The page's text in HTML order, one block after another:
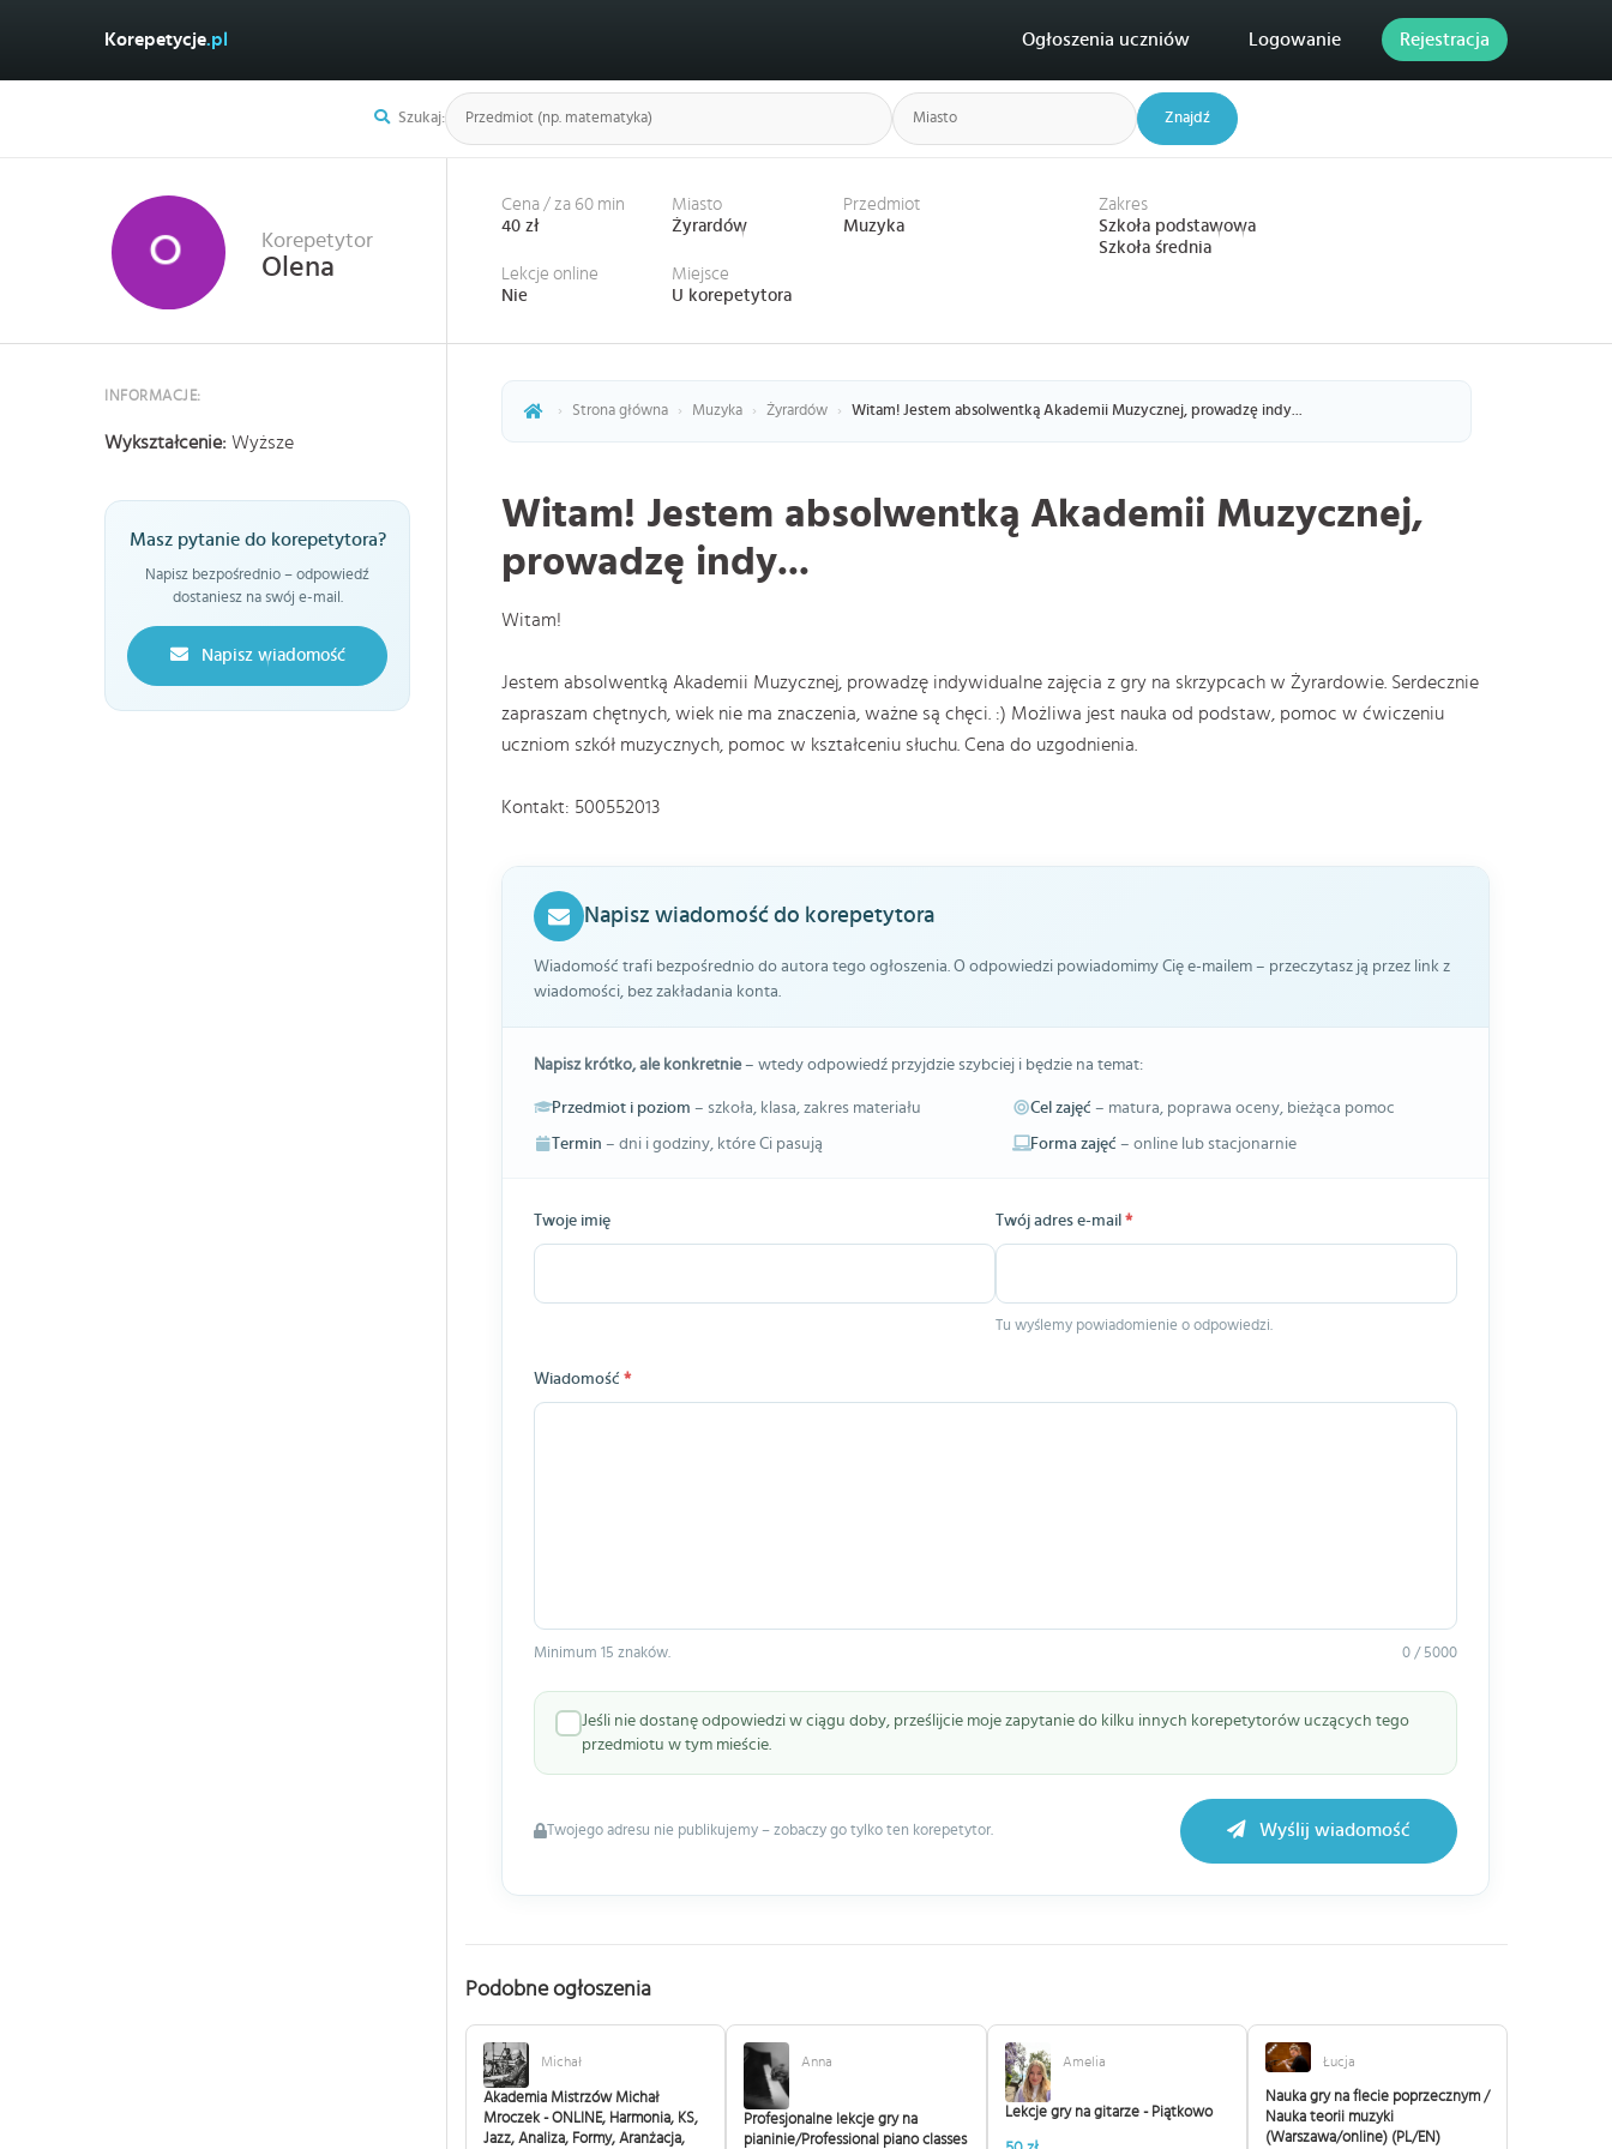
Korepetycje.pl Ogłoszenia uczniów Logowanie Rejestracja
Szukaj: Znajdź
Korepetytor
Olena
INFORMACJE:
Wykształcenie: Wyższe
Masz pytanie do korepetytora?
Napisz bezpośrednio – odpowiedź
dostaniesz na swój e-mail.
Napisz wiadomość
Cena / za 60 min
40 zł
Lekcje online
Nie
Miasto
Żyrardów
Miejsce
U korepetytora
Przedmiot
Muzyka
Zakres
Szkoła podstawowa
Szkoła średnia
› Strona główna › Muzyka › Żyrardów › Witam! Jestem absolwentką Akademii Muzycznej, prowadzę indy...
Witam! Jestem absolwentką Akademii Muzycznej,
prowadzę indy...
Witam!
Jestem absolwentką Akademii Muzycznej, prowadzę indywidualne zajęcia z gry na skrzypcach w Żyrardowie. Serdecznie
zapraszam chętnych, wiek nie ma znaczenia, ważne są chęci. :) Możliwa jest nauka od podstaw, pomoc w ćwiczeniu
uczniom szkół muzycznych, pomoc w kształceniu słuchu. Cena do uzgodnienia.
Kontakt: 500552013
Napisz wiadomość do korepetytora
Wiadomość trafi bezpośrednio do autora tego ogłoszenia. O odpowiedzi powiadomimy Cię e-mailem – przeczytasz ją przez link z
wiadomości, bez zakładania konta.
Napisz krótko, ale konkretnie– wtedy odpowiedź przyjdzie szybciej i będzie na temat:
Przedmiot i poziom – szkoła, klasa, zakres materiału Cel zajęć – matura, poprawa oceny, bieżąca pomoc
Termin – dni i godziny, które Ci pasują Forma zajęć – online lub stacjonarnie
Twoje imię Twój adres e-mail *
Tu wyślemy powiadomienie o odpowiedzi.
Wiadomość *
Minimum 15 znaków. 0 / 5000
Jeśli nie dostanę odpowiedzi w ciągu doby, prześlijcie moje zapytanie do kilku innych korepetytorów uczących tego
przedmiotu w tym mieście.
Twojego adresu nie publikujemy – zobaczy go tylko ten korepetytor. Wyślij wiadomość
Podobne ogłoszenia
Michał
Akademia Mistrzów Michał
Mroczek - ONLINE, Harmonia, KS,
Jazz, Analiza, Formy, Aranżacja,
Anna
Profesjonalne lekcje gry na
pianinie/Professional piano classes
Amelia
Lekcje gry na gitarze - Piątkowo
Łucja
Nauka gry na flecie poprzecznym /
Nauka teorii muzyki
(Warszawa/online) (PL/EN)